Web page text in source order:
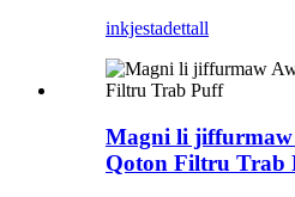
inkjestadettall
Magni li
Qoton Filtru Trab